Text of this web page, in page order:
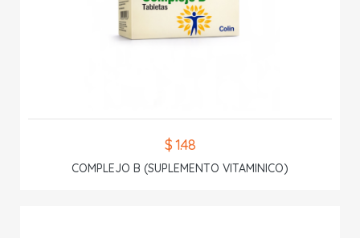
$ 1.48
COMPLEJO B (SUPLEMENTO VITAMINICO)